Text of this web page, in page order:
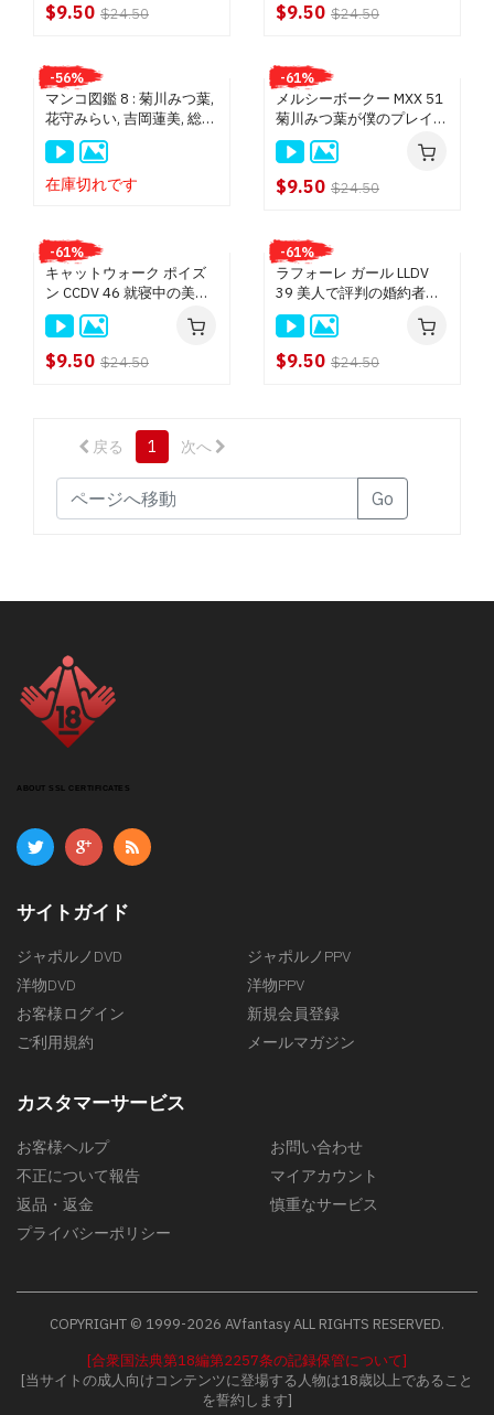
MIKADO (DVD) $9.50
クライマックスジパング (DVD) $14.50
ピンク シャンパン $13.50
トラトラトラ (DVD) $13.50
Queen 8 (DVD) $9.50
魁☆（さきがけ） (DVD) $9.50
ワンピース (DVD) $9.50
ホットクリーム (DVD) $9.50
DoBaDAM (DVD) $9.50
Hunter (DVD) $9.50
テインメント (DVD) $9.50
ジョイデル (DVD) $6.50
$9.50 $24.50 $9.50 $24.50
-56%
マンコ図鑑 8 : 菊川みつ葉,
花守みらい, 吉岡蓮美, 総勢
17名 (ディスクのみ)
在庫切れです
-61%
メルシーボークー MXX 51
菊川みつ葉が僕のプレイを
褒め称えてくれる : 菊川み
つ葉
$9.50 $24.50
-61%
キャットウォーク ポイズ
ン CCDV 46 就寝中の美少
女にニュルっと挿入。 : 菊
川みつ葉
$9.50 $24.50
-61%
ラフォーレ ガール LLDV
39 美人で評判の婚約者が
オレの父親とヤッていまし
た : 菊川みつ葉
$9.50 $24.50
戻る 1 次へ
Go
ABOUT SSL CERTIFICATES
サイトガイド
ジャポルノDVD
ジャポルノPPV
洋物DVD
洋物PPV
お客様ログイン
新規会員登録
ご利用規約
メールマガジン
カスタマーサービス
お客様ヘルプ
お問い合わせ
不正について報告
マイアカウント
返品・返金
慎重なサービス
プライバシーポリシー
COPYRIGHT © 1999-2026 AVfantasy ALL RIGHTS RESERVED.
[合衆国法典第18編第2257条の記録保管について]
[当サイトの成人向けコンテンツに登場する人物は18歳以上であること
を誓約します]